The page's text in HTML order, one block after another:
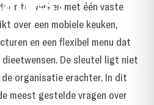
te werken met één vaste
over een mobiele keuken,
en een flexibel menu dat
De sleutel ligt niet
organisatie erachter. In dit
meest gestelde vragen over